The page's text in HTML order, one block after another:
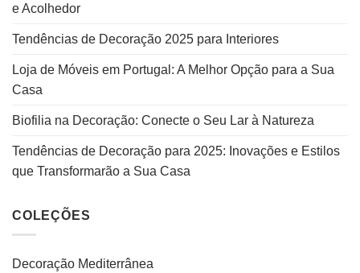
e Acolhedor
Tendências de Decoração 2025 para Interiores
Loja de Móveis em Portugal: A Melhor Opção para a Sua
Casa
Biofilia na Decoração: Conecte o Seu Lar à Natureza
Tendências de Decoração para 2025: Inovações e Estilos
que Transformarão a Sua Casa
COLEÇÕES
Decoração Mediterrânea